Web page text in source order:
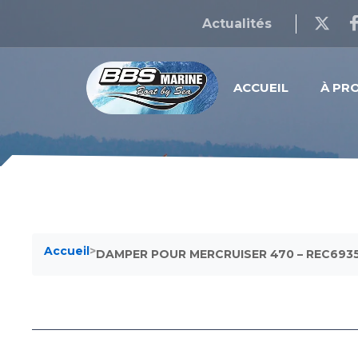
Actualités
ACCUEIL À
Accueil>DAMPER POUR MERCRUISER 470 –